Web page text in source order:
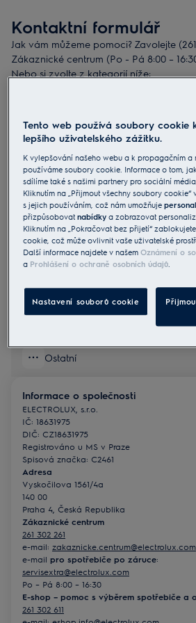
Kontaktní formulář
Jak vám můžeme pomoci? Zavolejte
Zákaznické centrum (Po - Pá 8:00 –
Nebo si zvolte z kategorií níže:
Servisní služby
Záruky a nadstandardní služby
Registrace výrobku
E-shop – pomoc s výběrem
objednávkou
Informace o mém produktu a
Ostatní
Informace o společnosti
ELECTROLUX, s.r.o.
IČ: 18631975
DIČ: CZ18631975
Registrováno u MS v Praze
Spisová značka: C2461
Adresa
Vyskočilova 1561/4a
140 00
Praha 4, Česká Republika
Zákaznické centrum
261 302 261
e-mail: zakaznicke.centrum@electrolux.com
e-mail pro spotřebiče po záruce:
servisextra@electrolux.com
Po – Pá 8:00 – 16:30
E-shop – pomoc s výběrem spotřebiče a
261 302 611
Tento web používá soubory cookie
lepšího uživatelského zážitku.
K vylepšování našeho webu a k propagačním a
používáme soubory cookie. Informace o tom,
sdílíme také s našimi partnery pro sociální
Kliknutím na „Přijmout všechny soubory cookie“
s jejich používáním, což nám umožňuje
přizpůsobovatnabídky a zobrazovat
Kliknutím na „Pokračovat bez přijetí“
cookie, což může ovlivnit vaše uživatelské
Další informace najdete v našemOznámení o
a Prohlášení o ochraně osobních údajů.
Nastavení souborů cookie